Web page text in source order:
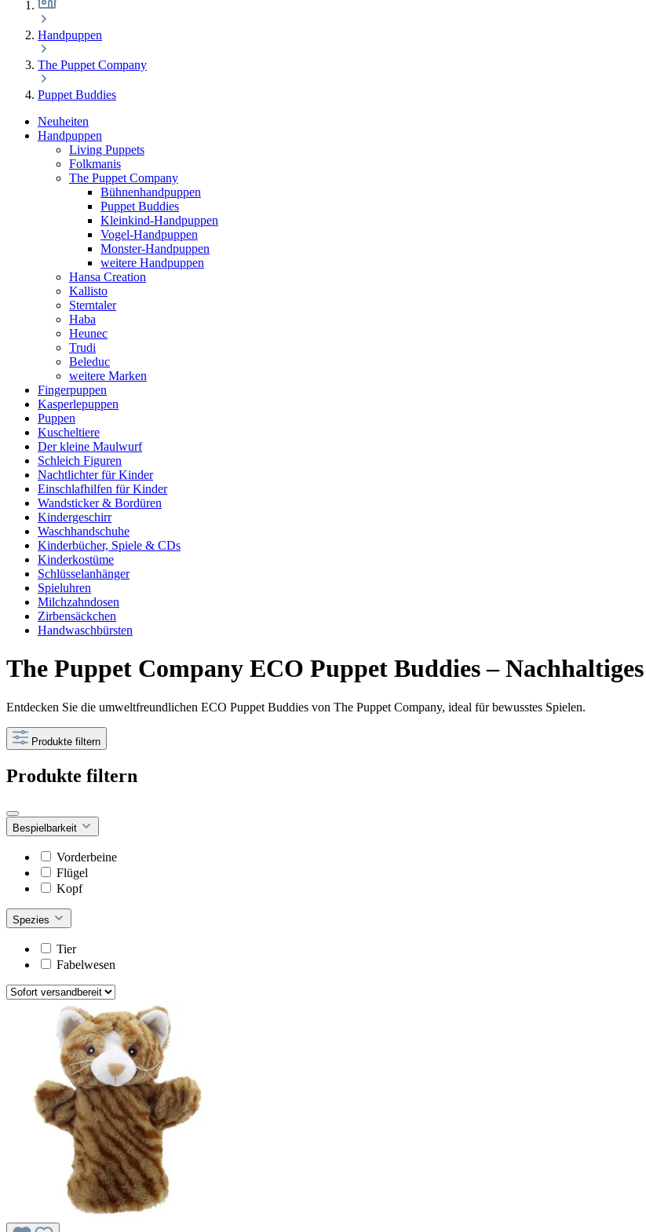
Handpuppen
The Puppet Company
Puppet Buddies
Neuheiten
Handpuppen
Living Puppets
Folkmanis
The Puppet Company
Bühnenhandpuppen
Puppet Buddies
Kleinkind-Handpuppen
Vogel-Handpuppen
Monster-Handpuppen
weitere Handpuppen
Hansa Creation
Kallisto
Sterntaler
Haba
Heunec
Trudi
Beleduc
weitere Marken
Fingerpuppen
Kasperlepuppen
Puppen
Kuscheltiere
Der kleine Maulwurf
Schleich Figuren
Nachtlichter für Kinder
Einschlafhilfen für Kinder
Wandsticker & Bordüren
Kindergeschirr
Waschhandschuhe
Kinderbücher, Spiele & CDs
Kinderkostüme
Schlüsselanhänger
Spieluhren
Milchzahndosen
Zirbensäckchen
Handwaschbürsten
The Puppet Company ECO Puppet Buddies –
Entdecken Sie die umweltfreundlichen ECO Puppet Buddies von The Puppet Company, ideal für bewusstes Spielen.
Produkte filtern
Produkte filtern
Bespielbarkeit
Vorderbeine
Flügel
Kopf
Spezies
Tier
Fabelwesen